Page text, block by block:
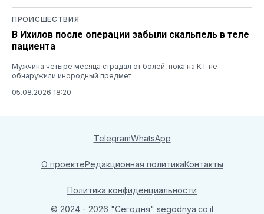
ПРОИСШЕСТВИЯ
В Ихилов после операции забыли скальпель в теле
пациента
Мужчина четыре месяца страдал от болей, пока на КТ не
обнаружили инородный предмет
05.08.2026 18:20
TelegramWhatsApp
О проектеРедакционная политикаКонтакты
Политика конфиденциальности
© 2024 - 2026 "Сегодня" segodnya.co.il